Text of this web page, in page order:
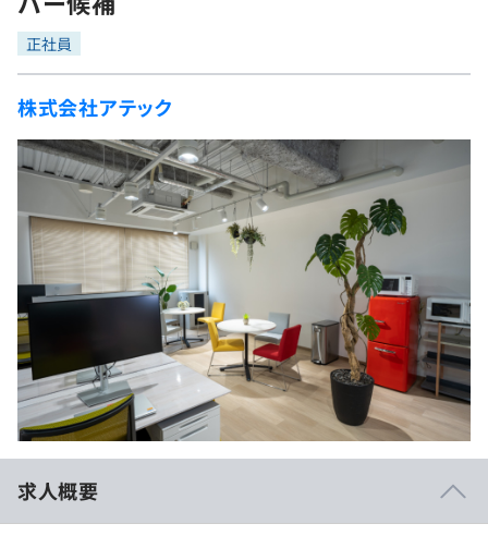
インターン
新卒エージェント
イベント・セミナー
インタビュー
就活成功ガイド
問題集
4択課題
ナレッジ
リファレンス
プラン
法人向けプラン
学校向けプラン
契約内容・クーポン
プログラミング言語
評価結果一覧
再チャレンジ結果一覧
ゲーム・マンガ
Tech Team Journal
paiza times
note
paizaとは？
正社員
株式会社アテック
求人概要